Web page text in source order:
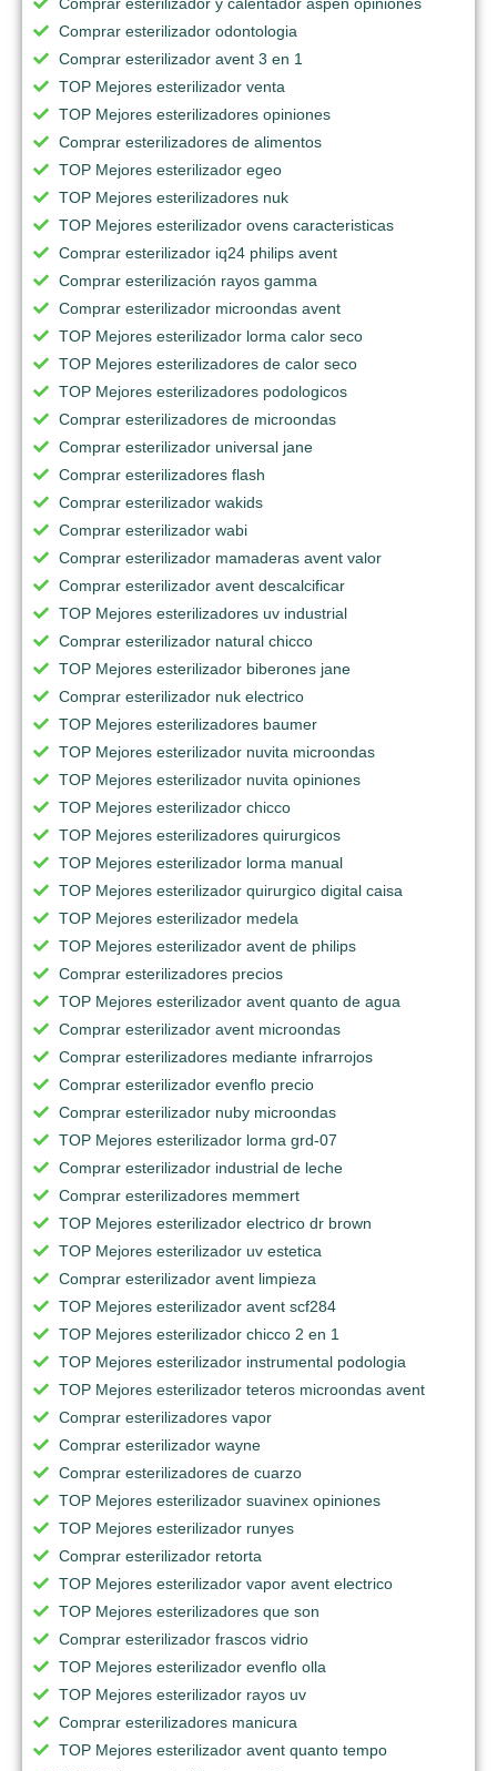
Comprar esterilizador odontologia
Comprar esterilizador avent 3 en 1
TOP Mejores esterilizador venta
TOP Mejores esterilizadores opiniones
Comprar esterilizadores de alimentos
TOP Mejores esterilizador egeo
TOP Mejores esterilizadores nuk
TOP Mejores esterilizador ovens caracteristicas
Comprar esterilizador iq24 philips avent
Comprar esterilización rayos gamma
Comprar esterilizador microondas avent
TOP Mejores esterilizador lorma calor seco
TOP Mejores esterilizadores de calor seco
TOP Mejores esterilizadores podologicos
Comprar esterilizadores de microondas
Comprar esterilizador universal jane
Comprar esterilizadores flash
Comprar esterilizador wakids
Comprar esterilizador wabi
Comprar esterilizador mamaderas avent valor
Comprar esterilizador avent descalcificar
TOP Mejores esterilizadores uv industrial
Comprar esterilizador natural chicco
TOP Mejores esterilizador biberones jane
Comprar esterilizador nuk electrico
TOP Mejores esterilizadores baumer
TOP Mejores esterilizador nuvita microondas
TOP Mejores esterilizador nuvita opiniones
TOP Mejores esterilizador chicco
TOP Mejores esterilizadores quirurgicos
TOP Mejores esterilizador lorma manual
TOP Mejores esterilizador quirurgico digital caisa
TOP Mejores esterilizador medela
TOP Mejores esterilizador avent de philips
Comprar esterilizadores precios
TOP Mejores esterilizador avent quanto de agua
Comprar esterilizador avent microondas
Comprar esterilizadores mediante infrarrojos
Comprar esterilizador evenflo precio
Comprar esterilizador nuby microondas
TOP Mejores esterilizador lorma grd-07
Comprar esterilizador industrial de leche
Comprar esterilizadores memmert
TOP Mejores esterilizador electrico dr brown
TOP Mejores esterilizador uv estetica
Comprar esterilizador avent limpieza
TOP Mejores esterilizador avent scf284
TOP Mejores esterilizador chicco 2 en 1
TOP Mejores esterilizador instrumental podologia
TOP Mejores esterilizador teteros microondas avent
Comprar esterilizadores vapor
Comprar esterilizador wayne
Comprar esterilizadores de cuarzo
TOP Mejores esterilizador suavinex opiniones
TOP Mejores esterilizador runyes
Comprar esterilizador retorta
TOP Mejores esterilizador vapor avent electrico
TOP Mejores esterilizadores que son
Comprar esterilizador frascos vidrio
TOP Mejores esterilizador evenflo olla
TOP Mejores esterilizador rayos uv
Comprar esterilizadores manicura
TOP Mejores esterilizador avent quanto tempo